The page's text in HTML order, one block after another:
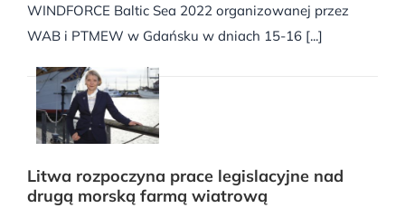
WINDFORCE Baltic Sea 2022 organizowanej przez
WAB i PTMEW w Gdańsku w dniach 15-16 [...]
Litwa rozpoczyna prace legislacyjne nad
drugą morską farmą wiatrową